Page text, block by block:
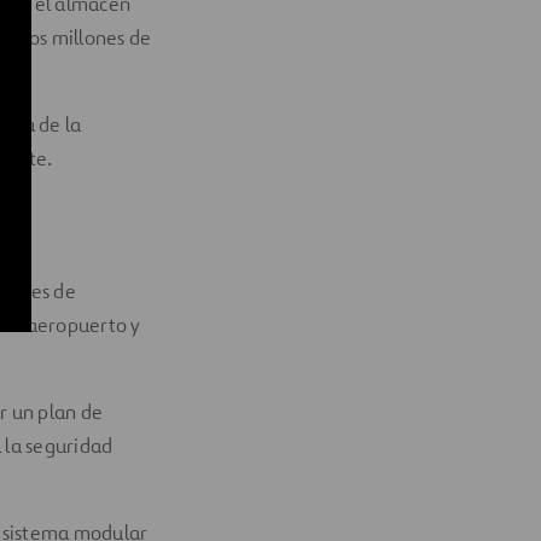
dos millones de
de la
de
aeropuerto y
un plan de
seguridad
modular